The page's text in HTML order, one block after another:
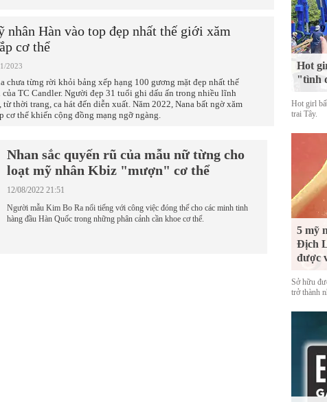
nhân Hàn vào top đẹp nhất thế giới xăm
cơ thể
2023
chưa từng rời khỏi bảng xếp hạng 100 gương mặt đẹp nhất thế
TC Candler. Người đẹp 31 tuổi ghi dấu ấn trong nhiều lĩnh
từ thời trang, ca hát đến diễn xuất. Năm 2022, Nana bất ngờ xăm
cơ thể khiến cộng đồng mạng ngỡ ngàng.
Nhan sắc quyến rũ của mẫu nữ từng cho
loạt mỹ nhân Kbiz "mượn" cơ thể
12/08/2022 21:51
Người mẫu Kim Bo Ra nổi tiếng với công việc đóng thế cho các minh tinh
hàng đầu Hàn Quốc trong những phân cảnh cần khoe cơ thể.
Hot
"tình
Hot girl
trai Tây.
5 mỹ
Địch
được
Sở hữu
trở thành